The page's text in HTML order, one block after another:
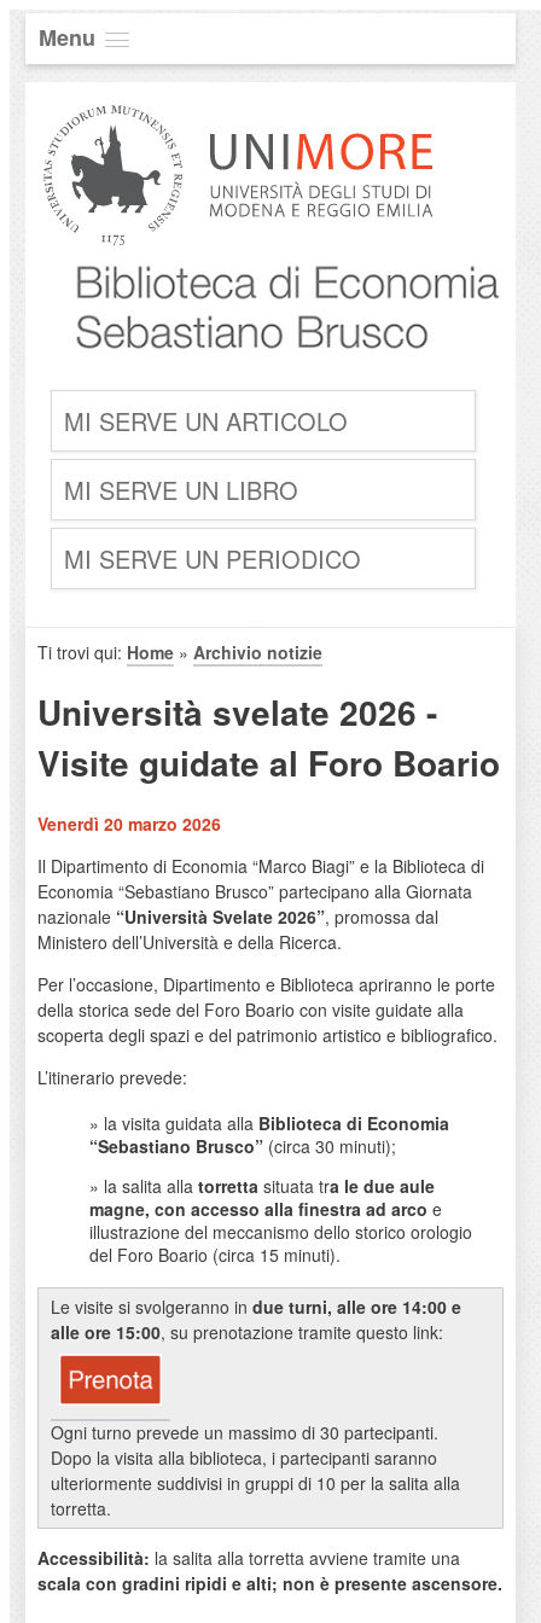
Menu
MI SERVE UN ARTICOLO
MI SERVE UN LIBRO
MI SERVE UN PERIODICO
Ti trovi qui: Home» Archivio notizie
Università svelate 2026 -
Visite guidate al Foro Boario
Venerdì 20 marzo 2026
Il Dipartimento di Economia “Marco Biagi” e la Biblioteca di
Economia “Sebastiano Brusco” partecipano alla Giornata
nazionale “Università Svelate 2026”, promossa dal
Ministero dell’Università e della Ricerca.
Per l’occasione, Dipartimento e Biblioteca apriranno le porte
della storica sede del Foro Boario con visite guidate alla
scoperta degli spazi e del patrimonio artistico e bibliografico.
L’itinerario prevede:
» la visita guidata alla Biblioteca di Economia
“Sebastiano Brusco” (circa 30 minuti);
» la salita allatorrettasituata tra le due aule
magne, con accesso alla finestra ad arco e
illustrazione del meccanismo dello storico orologio
del Foro Boario (circa 15 minuti).
Le visite si svolgeranno in due turni, alle ore 14:00 e
alle ore 15:00, su prenotazione tramite questo link:
Ogni turno prevede un massimo di 30 partecipanti.
Dopo la visita alla biblioteca, i partecipanti saranno
ulteriormente suddivisi in gruppi di 10 per la salita alla
torretta.
Accessibilità: la salita alla torretta avviene tramite una
scala con gradini ripidi e alti; non è presente ascensore.